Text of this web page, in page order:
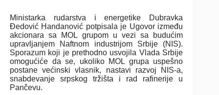
Ministarka rudarstva i energetike Dubravka
Đedović Handanović potpisala je Ugovor između
akcionara sa MOL grupom u vezi sa budućim
upravljanjem Naftnom industrijom Srbije (NIS).
Sporazum koji je prethodno usvojila Vlada Srbije
omogućiće da se, ukoliko MOL grupa uspešno
postane većinski vlasnik, nastavi razvoj NIS-a,
snabdevanje srpskog tržišta i rad rafinerije u
Pančevu.